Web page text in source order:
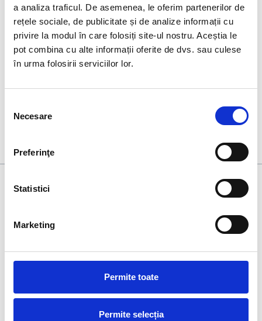
a analiza traficul. De asemenea, le oferim partenerilor de
rețele sociale, de publicitate și de analize informații cu
privire la modul în care folosiți site-ul nostru. Aceștia le
pot combina cu alte informații oferite de dvs. sau culese
în urma folosirii serviciilor lor.
consimțământului
Necesare
Preferinţe
Statistici
Marketing
Permite toate
Permite selecția
Aparatură folosită: Trimble Robotic S5
Echipa : 2 ingineri geodezi cu experiență în trasarea
elementelor și realizarea măsurătorilor de orice tip
Alinierea și verificarea planurilor din proiect
Trasarea elementelor proiectate (axe tâmplarie,
resursă. De aceea, clienții și colaboratorii noștri beneficiază de
consultanță pe întreaga durată a proiectelor cât și după